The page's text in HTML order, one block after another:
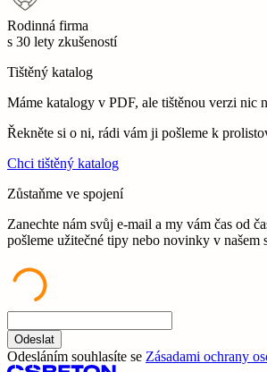
Rodinná firma
s 30 lety zkušeností
Tištěný katalog
Máme katalogy v PDF, ale tištěnou verzi nic
Řekněte si o ni, rádi vám ji pošleme k
Chci tištěný katalog
Zůstaňme ve spojení
Zanechte nám svůj e-mail a my vám čas od
pošleme užitečné tipy nebo novinky v našem
Odeslat
Odesláním souhlasíte se Zásadami ochrany